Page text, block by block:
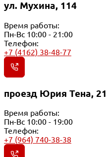
ул. Мухина, 114
Время работы:
Пн-Вс 10:00 - 21:00
Телефон:
+7 (4162) 38-48-77
проезд Юрия Тена, 21
Время работы:
Пн-Вс 10:00 - 19:00
Телефон:
+7 (964) 740-38-38